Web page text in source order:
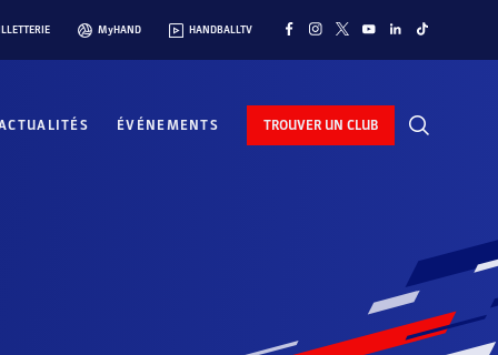
MyHAND HANDBALLTV
ÉVÉNEMENTS TROUVER UN CLUB